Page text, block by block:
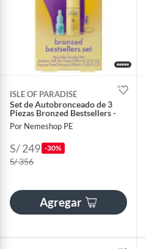
ISLE OF PARADISE
Set de Autobronceado de 3
Piezas Bronzed Bestsellers -
Por Nemeshop PE
S/ 249 -30%
S/ 356
Agregar